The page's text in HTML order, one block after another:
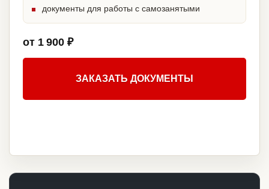
документы для работы с самозанятыми
от 1 900 ₽
ЗАКАЗАТЬ ДОКУМЕНТЫ